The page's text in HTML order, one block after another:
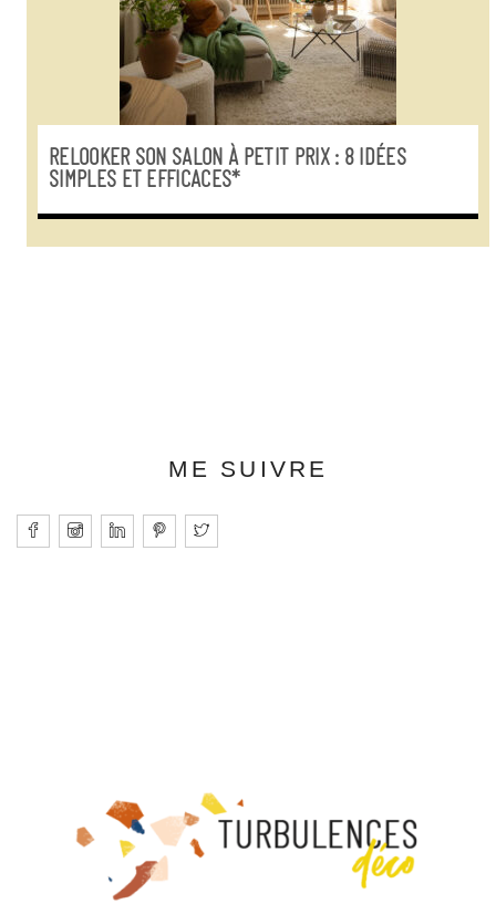
RELOOKER SON SALON À PETIT PRIX : 8 IDÉES
SIMPLES ET EFFICACES*
ME SUIVRE